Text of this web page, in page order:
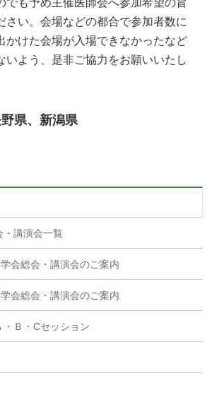
でも予め主催医師会へ参加希望の旨
さい。会場などの都合で参加者数に
かけた会場が入場できなかったなど
いよう、是非ご協力をお願いいたし
県、新潟県
・講演会一覧
会総会・講演会のご案内
会総会・講演会のご案内
Ｂ・Cセッション